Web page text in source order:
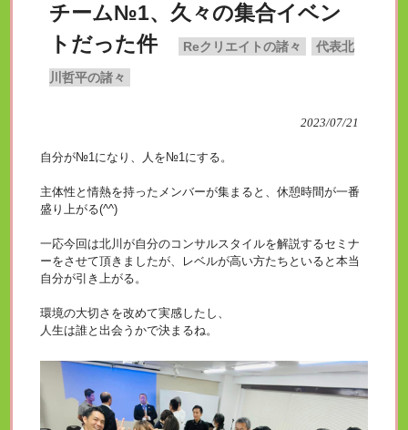
チーム№1、久々の集合イベン
トだった件
Reクリエイトの諸々 代表北
川哲平の諸々
2023/07/21
自分が№1になり、人を№1にする。
主体性と情熱を持ったメンバーが集まると、休憩時間が一番
盛り上がる(^^)
一応今回は北川が自分のコンサルスタイルを解説するセミナ
ーをさせて頂きましたが、レベルが高い方たちといると本当
自分が引き上がる。
環境の大切さを改めて実感したし、
人生は誰と出会うかで決まるね。